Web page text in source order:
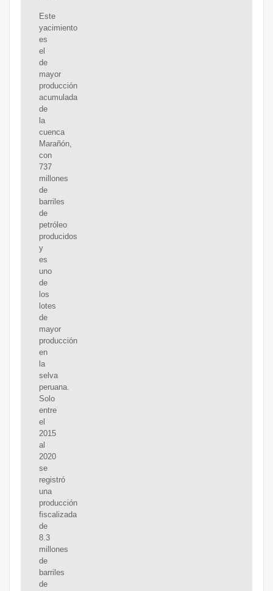
Este
yacimiento
es
el
de
mayor
producción
acumulada
de
la
cuenca
Marañón,
con
737
millones
de
barriles
de
petróleo
producidos
y
es
uno
de
los
lotes
de
mayor
producción
en
la
selva
peruana.
Solo
entre
el
2015
al
2020
se
registró
una
producción
fiscalizada
de
8.3
millones
de
barriles
de